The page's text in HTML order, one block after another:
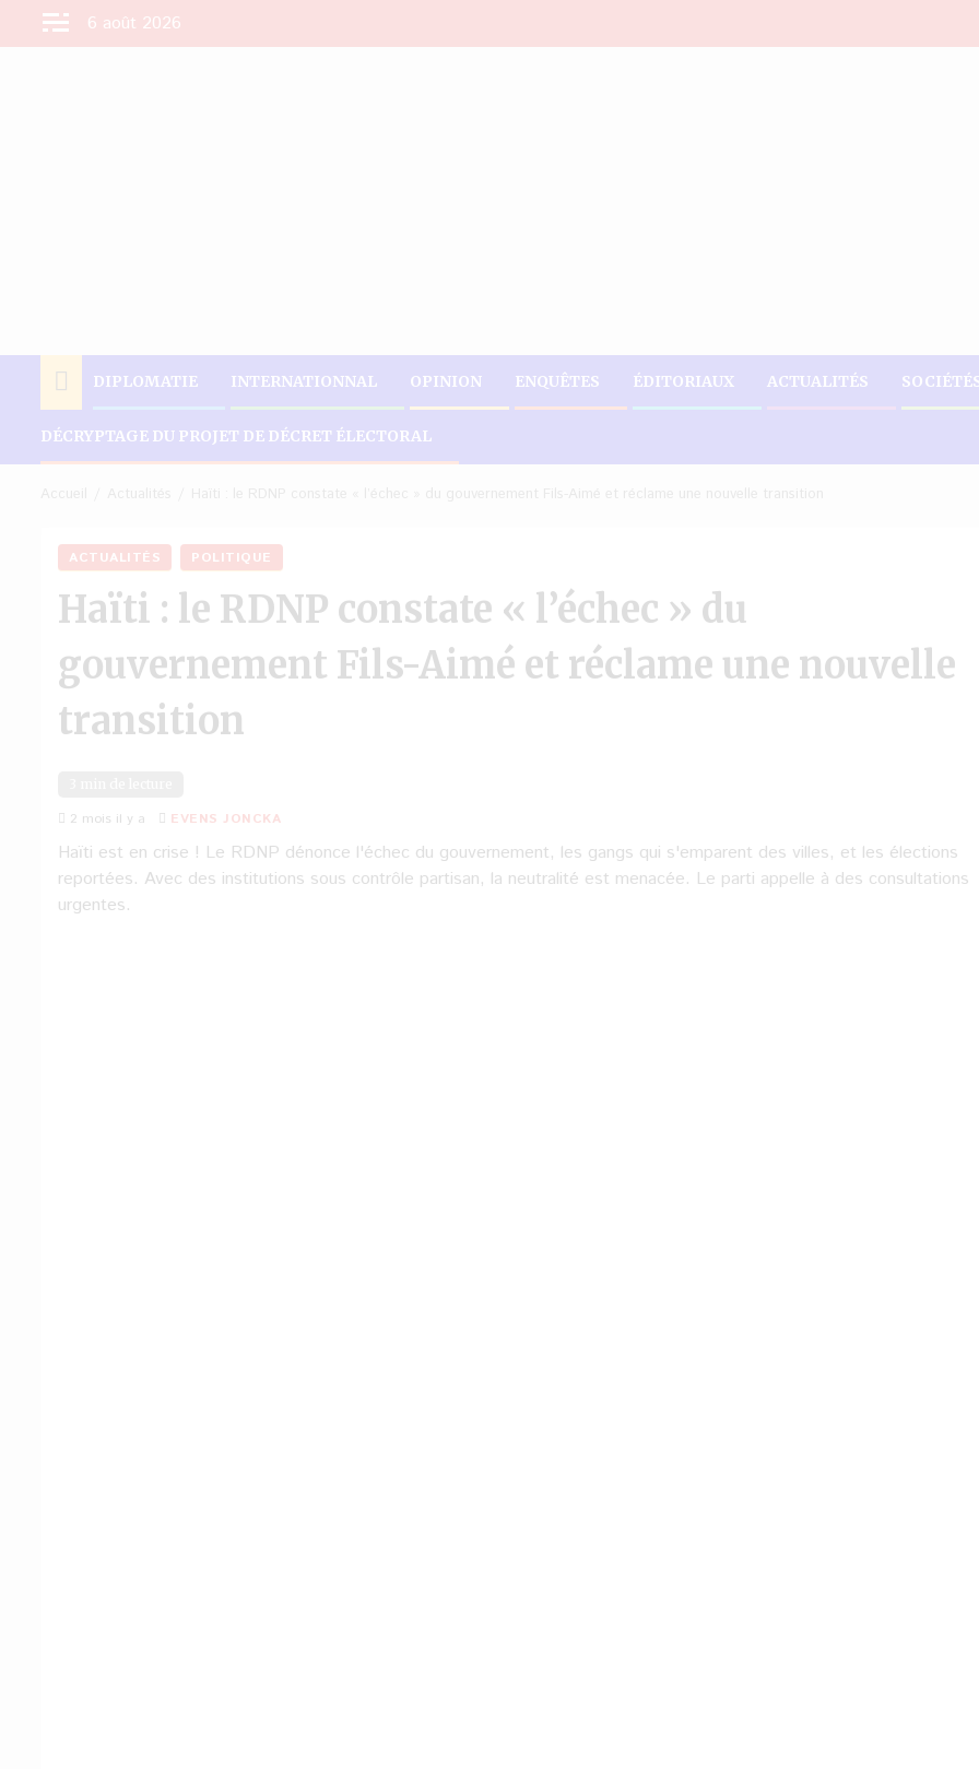
6 août 2026
DIPLOMATIE INTERNATIONNAL OPINION ENQUÊTES ÉDITORIAUX ACTUALITÉS
DÉCRYPTAGE DU PROJET DE DÉCRET ÉLECTORAL
ACTUALITÉS POLITIQUE
Haïti : le RDNP constate « l’échec » du
gouvernement Fils-Aimé et réclame une nouvelle
transition
2 mois il y a EVENS JONCKA
Haïti est en crise ! Le RDNP dénonce l'échec du gouvernement, les gangs qui s'emparent des villes, et les élections
reportées. Avec des institutions sous contrôle partisan, la neutralité est menacée. Le parti appelle à des consultations
urgentes.